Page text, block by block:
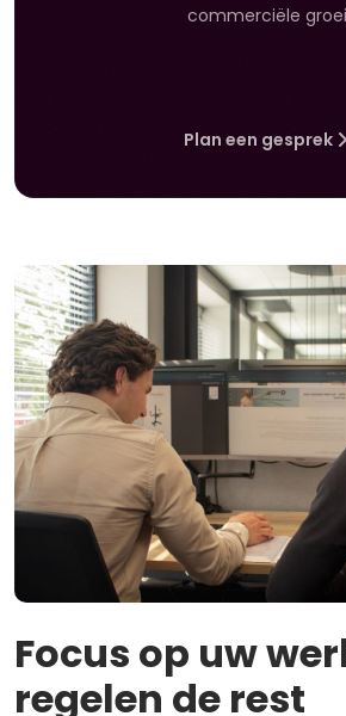
commerciële groei
Plan een gesprek
Focus op uw
regelen de rest